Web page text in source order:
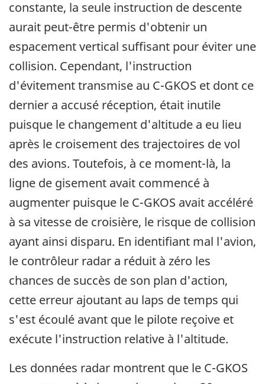
constante, la seule instruction de descente
aurait peut-être permis d'obtenir un
espacement vertical suffisant pour éviter une
collision. Cependant, l'instruction
d'évitement transmise au C-GKOS et dont ce
dernier a accusé réception, était inutile
puisque le changement d'altitude a eu lieu
après le croisement des trajectoires de vol
des avions. Toutefois, à ce moment-là, la
ligne de gisement avait commencé à
augmenter puisque le C-GKOS avait accéléré
à sa vitesse de croisière, le risque de collision
ayant ainsi disparu. En identifiant mal l'avion,
le contrôleur radar a réduit à zéro les
chances de succès de son plan d'action,
cette erreur ajoutant au laps de temps qui
s'est écoulé avant que le pilote reçoive et
exécute l'instruction relative à l'altitude.
Les données radar montrent que le C-GKOS